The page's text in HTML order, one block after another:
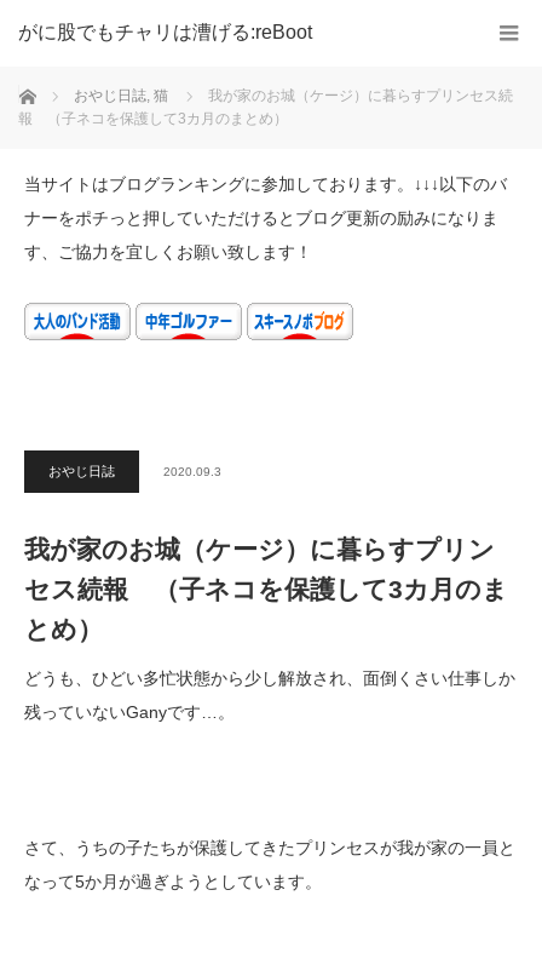
がに股でもチャリは漕げる:reBoot
ホーム おやじ日誌, 猫
我が家のお城（ケージ）に暮らすプリンセス続
報 （子ネコを保護して3カ月のまとめ）
当サイトはブログランキングに参加しております。↓↓↓以下のバ
ナーをポチっと押していただけるとブログ更新の励みになりま
す、ご協力を宜しくお願い致します！
おやじ日誌 2020.09.3
我が家のお城（ケージ）に暮らすプリン
セス続報 （子ネコを保護して3カ月のま
とめ）
どうも、ひどい多忙状態から少し解放され、面倒くさい仕事しか
残っていないGanyです…。
さて、うちの子たちが保護してきたプリンセスが我が家の一員と
なって5か月が過ぎようとしています。